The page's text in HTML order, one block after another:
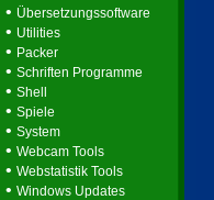
• Übersetzungssoftware
• Utilities
• Packer
• Schriften Programme
• Shell
• Spiele
• System
• Webcam Tools
• Webstatistik Tools
• Windows Updates